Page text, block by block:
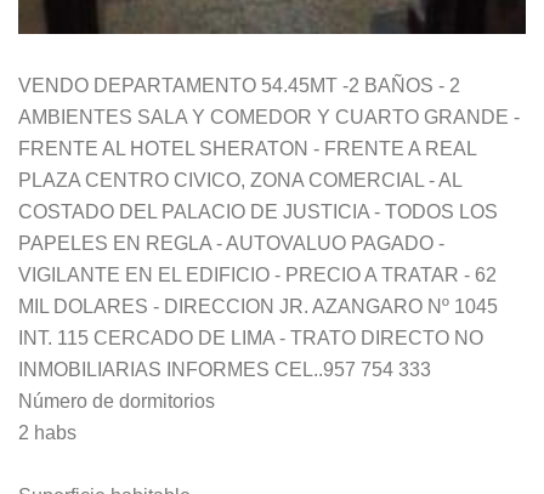
VENDO DEPARTAMENTO 54.45MT -2 BAÑOS - 2
AMBIENTES SALA Y COMEDOR Y CUARTO GRANDE -
FRENTE AL HOTEL SHERATON - FRENTE A REAL
PLAZA CENTRO CIVICO, ZONA COMERCIAL - AL
COSTADO DEL PALACIO DE JUSTICIA - TODOS LOS
PAPELES EN REGLA - AUTOVALUO PAGADO -
VIGILANTE EN EL EDIFICIO - PRECIO A TRATAR - 62
MIL DOLARES - DIRECCION JR. AZANGARO Nº 1045
INT. 115 CERCADO DE LIMA - TRATO DIRECTO NO
INMOBILIARIAS INFORMES CEL..957 754 333
Número de dormitorios
2 habs